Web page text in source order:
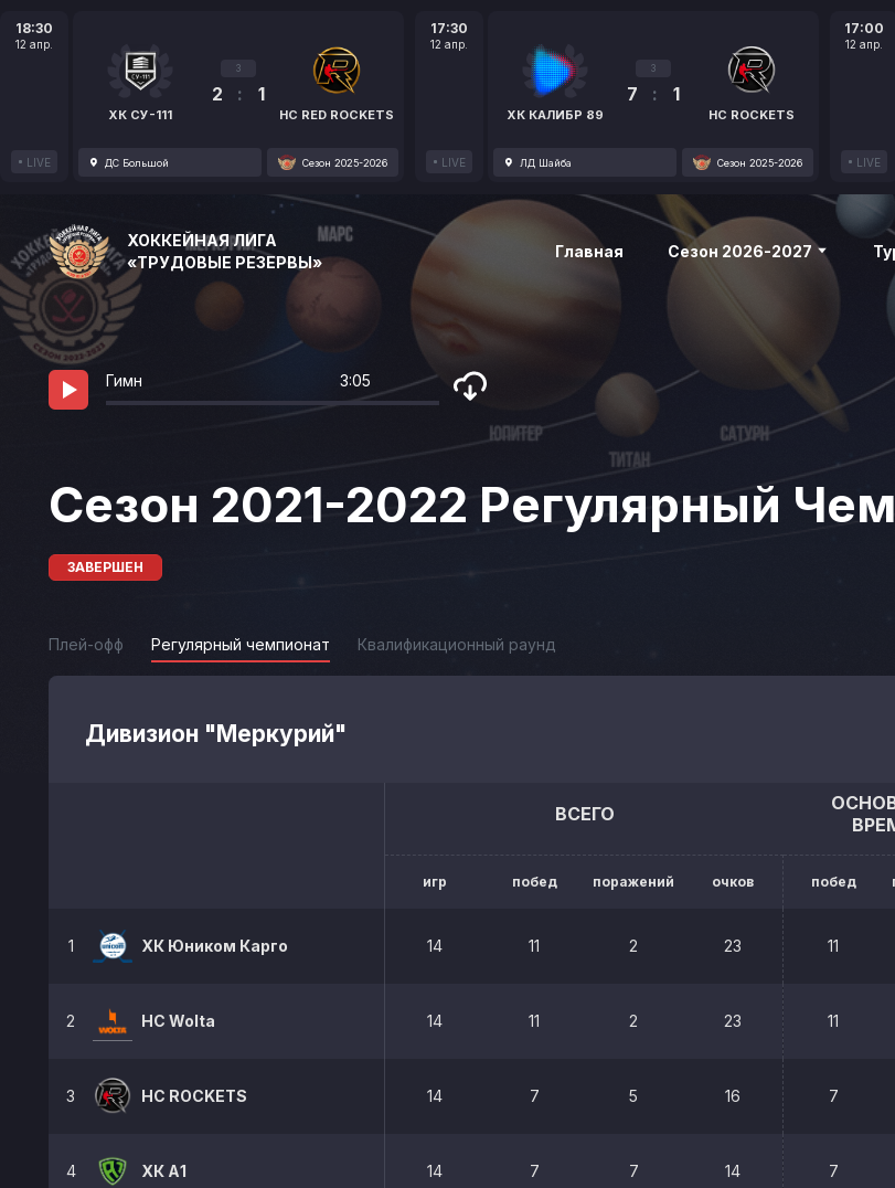
18:30
12 апр.
LIVE
ХК СУ-111
3
2 : 1
HC RED ROCKETS
ДС Большой Сезон 2025-2026
17:30
12 апр.
LIVE
ХК КАЛИБР 89
3
7 : 1
HC ROCKETS
ЛД Шайба Сезон 2025-2026
17:00
12 апр.
LIVE
ХОККЕЙНАЯ ЛИГА
«ТРУДОВЫЕ РЕЗЕРВЫ»
Главная Сезон 2026-2027
Гимн 3:05
Сезон 2021-2022 Регулярный
ЗАВЕРШЕН
Плей-офф Регулярный чемпионат Квалификационный раунд
Дивизион "Меркурий"
ВСЕГО
игр побед поражений очков побед
1 ХК Юником Карго 14 11 2 23 11
2 HC Wolta 14 11 2 23 11
3 HC ROCKETS 14 7 5 16 7
4 ХК А1 14 7 7 14 7